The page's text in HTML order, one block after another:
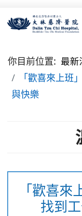
你目前位置: 最新
「歡喜來上
與快樂
「歡喜
找到